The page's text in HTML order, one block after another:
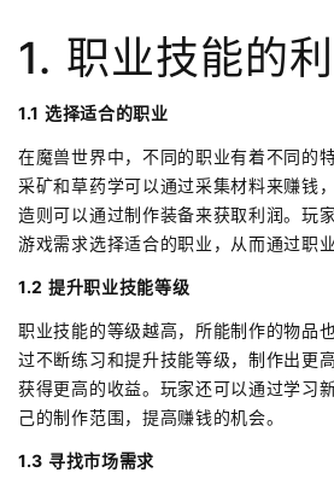
1. 职业技能的
1.1 选择适合的职业
在魔兽世界中，不同的职业有着不同的
采矿和草药学可以通过采集材料来赚钱
造则可以通过制作装备来获取利润。玩
游戏需求选择适合的职业，从而通过职
1.2 提升职业技能等级
职业技能的等级越高，所能制作的物品
过不断练习和提升技能等级，制作出更
获得更高的收益。玩家还可以通过学习
己的制作范围，提高赚钱的机会。
1.3 寻找市场需求